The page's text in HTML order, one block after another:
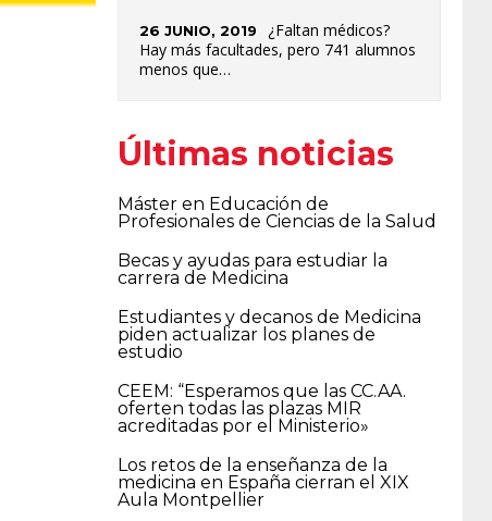
26 JUNIO, 2019
¿Faltan médicos?
Hay más facultades, pero 741 alumnos
menos que…
Últimas noticias
Máster en Educación de
Profesionales de Ciencias de la Salud
Becas y ayudas para estudiar la
carrera de Medicina
Estudiantes y decanos de Medicina
piden actualizar los planes de
estudio
CEEM: “Esperamos que las CC.AA.
oferten todas las plazas MIR
acreditadas por el Ministerio»
Los retos de la enseñanza de la
medicina en España cierran el XIX
Aula Montpellier